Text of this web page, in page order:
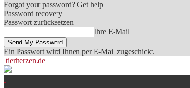
Forgot your password? Get help
Password recovery
Passwort zurücksetzen
Ihre E-Mail
Ein Passwort wird Ihnen per E-Mail zugeschickt.
tierherzen.de